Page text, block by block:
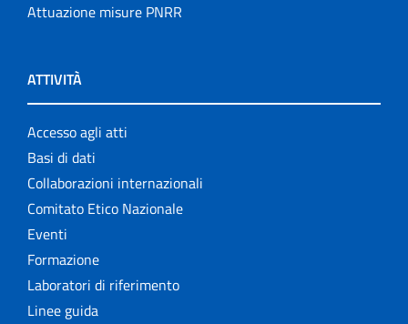
Attuazione misure PNRR
ATTIVITÀ
Accesso agli atti
Basi di dati
Collaborazioni internazionali
Comitato Etico Nazionale
Eventi
Formazione
Laboratori di riferimento
Linee guida